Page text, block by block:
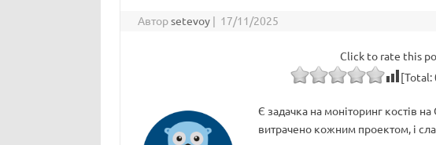
Авторsetevoy | 17/11/2025
Click to rate this
[Total:
Є задачка на моніторинг костів
витрачено кожним проектом, і